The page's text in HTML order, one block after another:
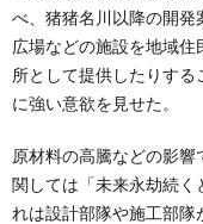
べ、猪猪名川以降の開
広場などの施設を地域
所として提供したりする
に強い意欲を見せた。
原材料の高騰などの影
関しては「未来永劫続く
れは設計部隊や施工部